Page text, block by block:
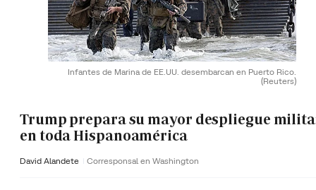
Infantes de Marina de EE.UU. desembarcan en Puerto Rico.
(Reuters)
Trump prepara su mayor despliegue
en toda Hispanoamérica
David Alandete Corresponsal en Washington